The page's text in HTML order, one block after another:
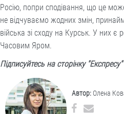
Росію, попри сподівання, що це
не відчуваємо жодних змін,
війська зі сходу на Курськ. У них є
Часовим Яром.
Підписуйтесь на сторінку
Автор: Олена